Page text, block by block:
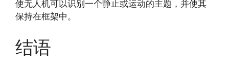
使无人机可以识别一个静止或运动的主题，并使其
保持在框架中。
结语